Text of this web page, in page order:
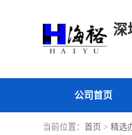
深
公司首页
当前位置： 首页 > 精选